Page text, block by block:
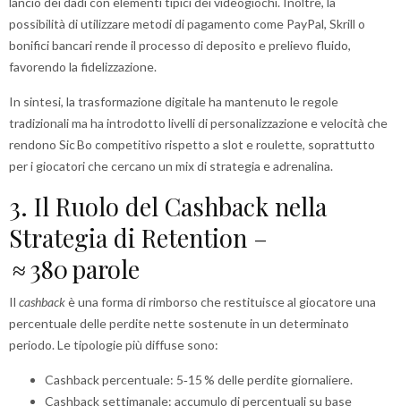
possibilità di utilizzare metodi di pagamento come PayPal, Skrill o
bonifici bancari rende il processo di deposito e prelievo fluido,
favorendo la fidelizzazione.
In sintesi, la trasformazione digitale ha mantenuto le regole
tradizionali ma ha introdotto livelli di personalizzazione e velocità che
rendono Sic Bo competitivo rispetto a slot e roulette, soprattutto
per i giocatori che cercano un mix di strategia e adrenalina.
3. Il Ruolo del Cashback nella
Strategia di Retention –
≈ 380 parole
Il cashbackè una forma di rimborso che restituisce al giocatore una
percentuale delle perdite nette sostenute in un determinato
periodo. Le tipologie più diffuse sono:
Cashback percentuale: 5‑15 % delle perdite giornaliere.
Cashback settimanale: accumulo di percentuali su base